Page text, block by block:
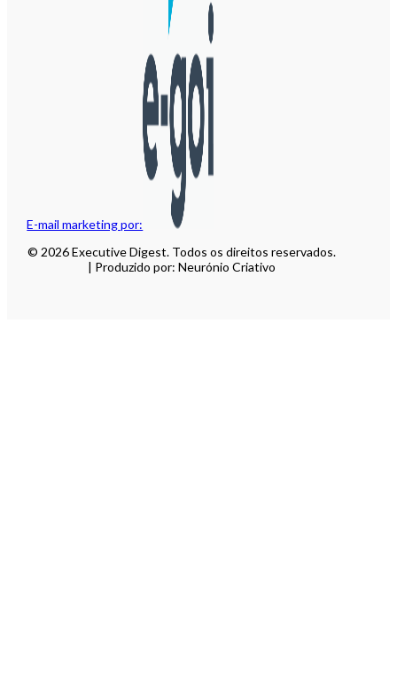
E-mail marketing por:
© 2026 Executive Digest. Todos os direitos reservados.
| Produzido por: Neurónio Criativo